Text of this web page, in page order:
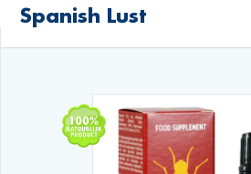
Spanish Lust